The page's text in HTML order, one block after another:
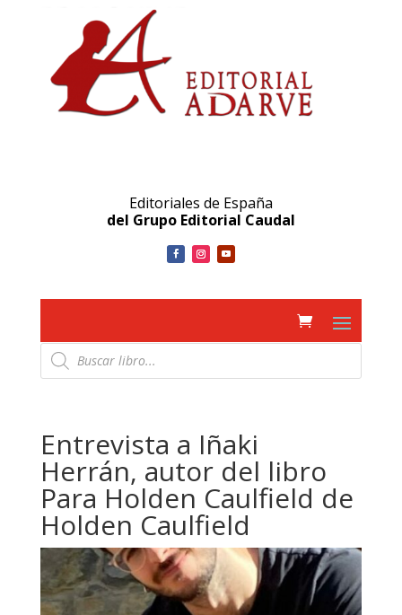
Editoriales de España
del Grupo Editorial Caudal
Búsqueda
de
productos
Entrevista a Iñaki
Herrán, autor del libro
Para Holden Caulfield de
Holden Caulfield